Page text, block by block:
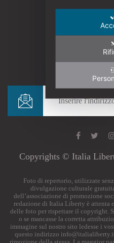
Copyrights © Italia
Foto di repertorio, utilizzate
divulgazione culturale
dell’associazione di promozione
redazione di Italia Liberty è attenta
delle foto per rispettare il copyright.
o se mancasse la corretta
immagine sul nostro sito ledesse i
questo indirizzo